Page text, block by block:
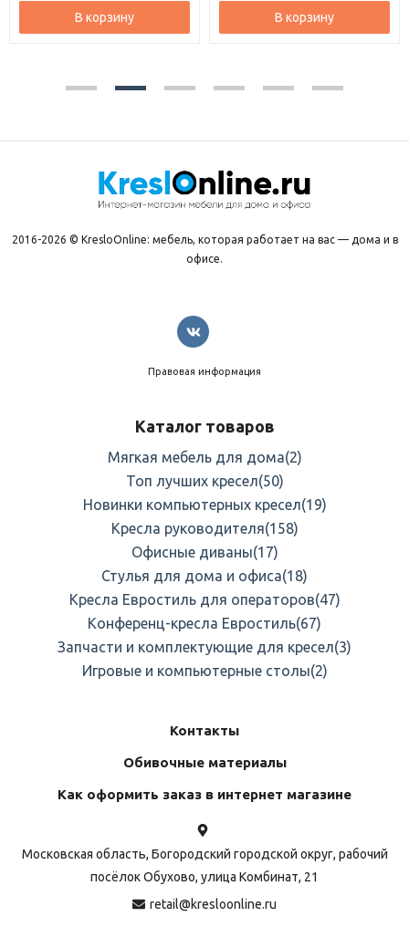
В корзину В корзину
2016-2026 © KresloOnline: мебель, которая работает на вас — дома и в
офисе.
Правовая информация
Каталог товаров
Мягкая мебель для дома(2)
Топ лучших кресел(50)
Новинки компьютерных кресел(19)
Кресла руководителя(158)
Офисные диваны(17)
Стулья для дома и офиса(18)
Кресла Евростиль для операторов(47)
Конференц-кресла Евростиль(67)
Запчасти и комплектующие для кресел(3)
Игровые и компьютерные столы(2)
Контакты
Обивочные материалы
Как оформить заказ в интернет магазине
Московская область, Богородский городской округ, рабочий
посёлок Обухово, улица Комбинат, 21
retail@kresloonline.ru